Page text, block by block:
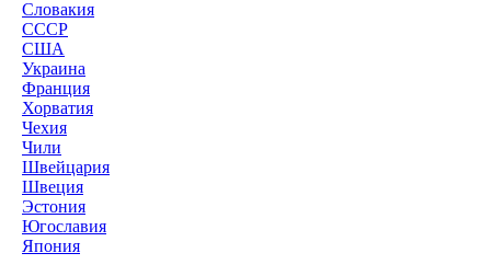
Словакия
СССР
США
Украина
Франция
Хорватия
Чехия
Чили
Швейцария
Швеция
Эстония
Югославия
Япония